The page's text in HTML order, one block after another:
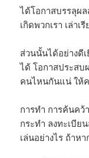
ได้โอกาสบรรลุผล
เกิดพวกเรา เล่า
ส่วนนั้นได้อย่างดี
ได้ โอกาสประสบ
คนไหนกันแน่ ให้
การทำ การค้นค
กระทำ ลงทะเบี
เล่นอย่างไร ถ้าห